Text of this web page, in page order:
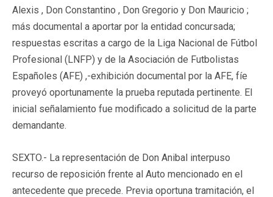
Alexis , Don Constantino , Don Gregorio y Don Mauricio ;
más documental a aportar por la entidad concursada;
respuestas escritas a cargo de la Liga Nacional de Fútbol
Profesional (LNFP) y de la Asociación de Futbolistas
Españoles (AFE) ,-exhibición documental por la AFE, fíe
proveyó oportunamente la prueba reputada pertinente. El
inicial señalamiento fue modificado a solicitud de la parte
demandante.
SEXTO.- La representación de Don Anibal interpuso
recurso de reposición frente al Auto mencionado en el
antecedente que precede. Previa oportuna tramitación, el